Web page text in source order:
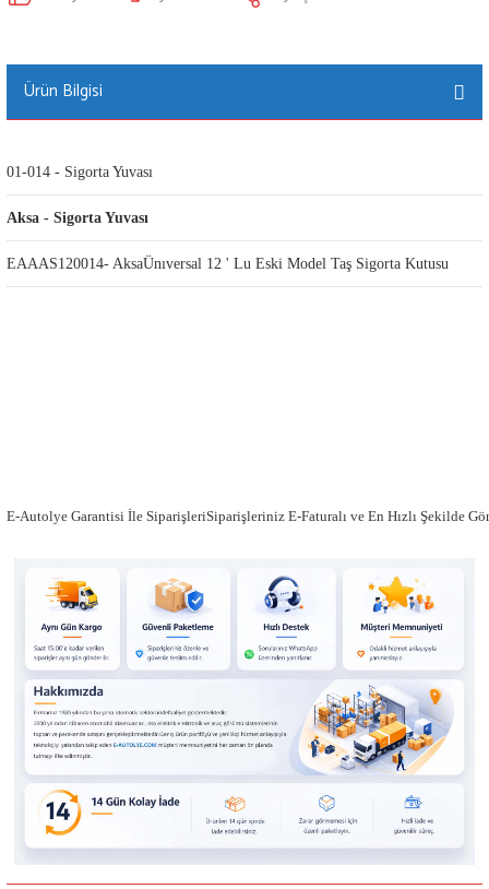
Ürün Bilgisi
01-014 - Sigorta Yuvası
Aksa - Sigorta Yuvası
EAAAS120014- AksaÜnıversal 12 ' Lu Eski Model Taş Sigorta Kutusu
E-Autolye Garantisi İle SiparişleriSiparişleriniz E-Faturalı ve En Hızlı Şekilde